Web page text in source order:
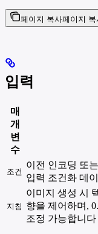
페이지 복사페이지 복
입력
매
개
변
수
조건
이전 인코딩 또
입력 조건화 데
지침
이미지 생성 시
향을 제어하며,
조정 가능합니다